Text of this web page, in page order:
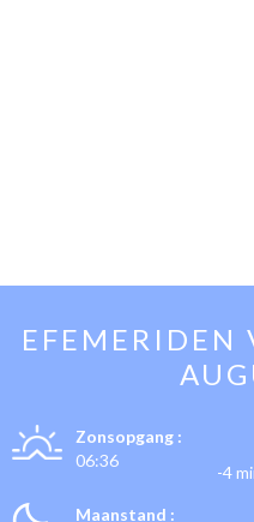
EFEMERIDEN
Zonsopgang :
06:36
-4
Maanstand :